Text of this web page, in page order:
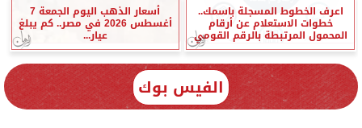
اعرف الخطوط المسجلة باسمك..
خطوات الاستعلام عن أرقام
المحمول المرتبطة بالرقم القومي
أسعار الذهب اليوم الجمعة 7
أغسطس 2026 في مصر.. كم يبلغ
عيار...
الفيس بوك